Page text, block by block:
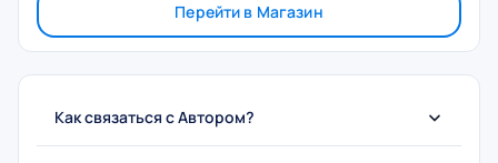
Перейти в Магазин
Как связаться с Автором?